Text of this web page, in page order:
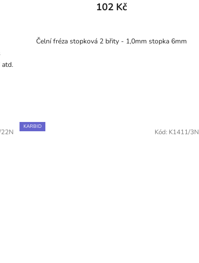
atd.
102 Kč
Čelní fréza stopková 2 břity - 1,0mm stopka 6mm
KARBID
Kód: K1411/3N